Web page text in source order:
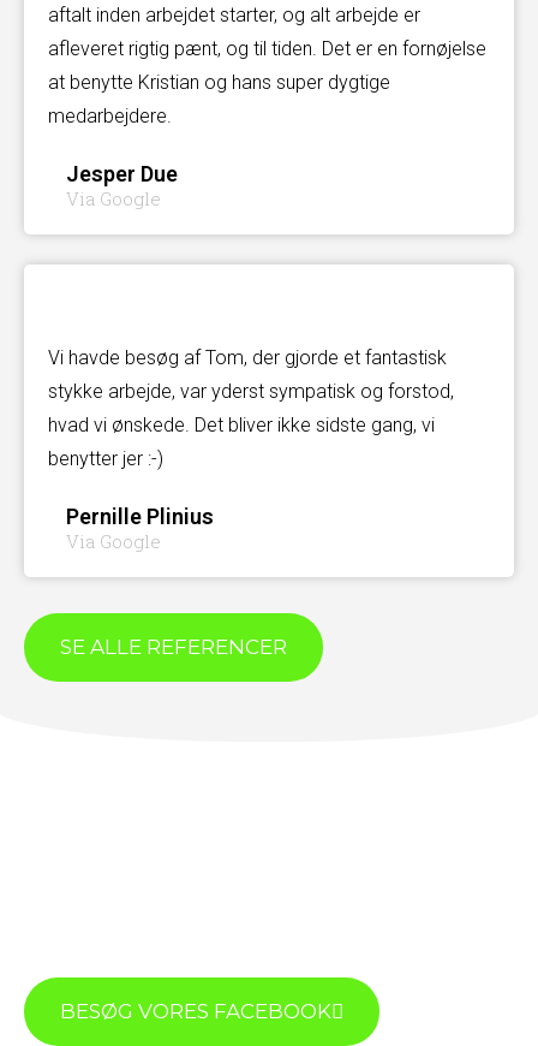
aftalt inden arbejdet starter, og alt arbejde er
afleveret rigtig pænt, og til tiden. Det er en fornøjelse
at benytte Kristian og hans super dygtige
medarbejdere.
Jesper Due
Via Google
Vi havde besøg af Tom, der gjorde et fantastisk
stykke arbejde, var yderst sympatisk og forstod,
hvad vi ønskede. Det bliver ikke sidste gang, vi
benytter jer :-)
Pernille Plinius
Via Google
SE ALLE REFERENCER
BESØG VORES FACEBOOK